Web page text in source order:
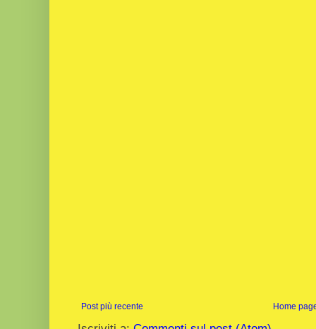
Post più recente Home